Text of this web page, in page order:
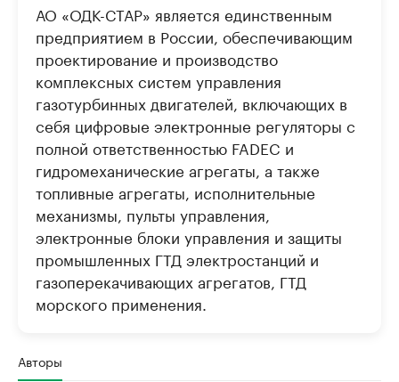
АО «ОДК-СТАР» является единственным
предприятием в России, обеспечивающим
проектирование и производство
комплексных систем управления
газотурбинных двигателей, включающих в
себя цифровые электронные регуляторы с
полной ответственностью FADEC и
гидромеханические агрегаты, а также
топливные агрегаты, исполнительные
механизмы, пульты управления,
электронные блоки управления и защиты
промышленных ГТД электростанций и
газоперекачивающих агрегатов, ГТД
морского применения.
Авторы